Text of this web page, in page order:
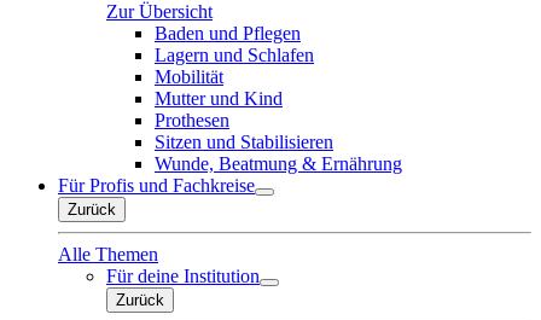
Zur Übersicht
Baden und Pflegen
Lagern und Schlafen
Mobilität
Mutter und Kind
Prothesen
Sitzen und Stabilisieren
Wunde, Beatmung & Ernährung
Für Profis und Fachkreise
Zurück
Alle Themen
Für deine Institution
Zurück